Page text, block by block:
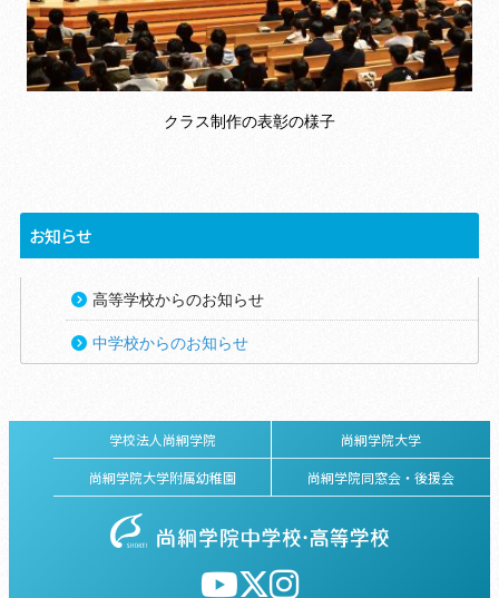
クラス制作の表彰の様子
お知らせ
高等学校からのお知らせ
中学校からのお知らせ
学校法人尚絅学院
尚絅学院大学
尚絅学院大学附属幼稚園
尚絅学院同窓会・後援会